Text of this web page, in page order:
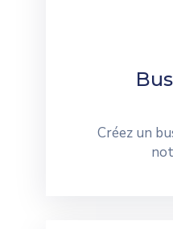
Créez un